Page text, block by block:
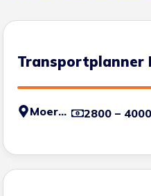
Transportplanner
Moerdijk 2800 – 4000